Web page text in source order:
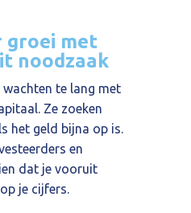
groei met
noodzaak
te lang met
Ze zoeken
het geld bijna op is.
en
dat je vooruit
je cijfers.